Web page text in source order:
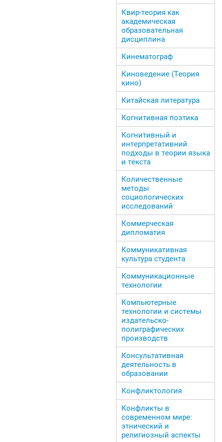
Квир-теория как
академическая
образовательная
дисциплина
Кинематограф
Киноведение (Теория
кино)
Китайская литература
Когнитивная поэтика
Когнитивный и
интерпретативний
подходы в теории языка
и текста
Количественные
методы
социологических
исследований
Коммерческая
дипломатия
Коммуникативная
культура студента
Коммуникационные
технологии
Компьютерные
технологии и системы
издательско-
полиграфических
производств
Консультативная
деятельность в
образовании
Конфликтология
Конфликты в
современном мире:
этнический и
религиозный аспекты